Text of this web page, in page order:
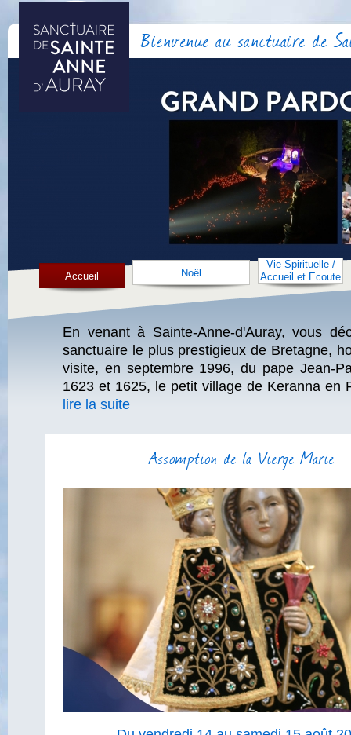
Bienvenue au sanctuaire de
Accueil Noël
Vie Spirituelle /
Accueil et Ecoute
En venant à Sainte-Anne-d'Auray, vous
sanctuaire le plus prestigieux de Bretagne,
visite, en septembre 1996, du pape Jean-
1623 et 1625, le petit village de Keranna en
lire la suite
Assomption de la Vierge Marie